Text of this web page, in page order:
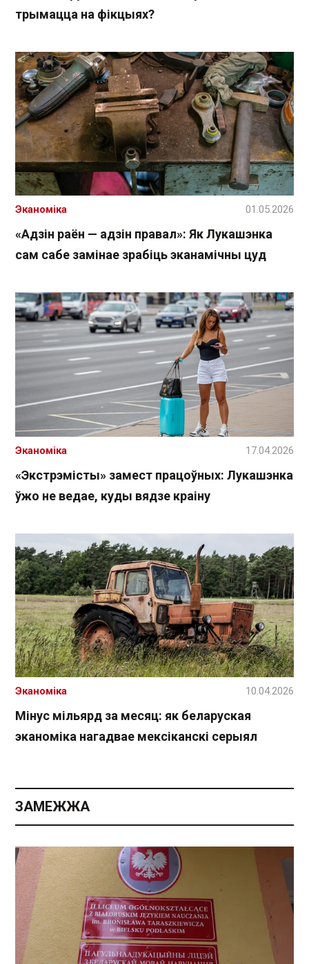
трымацца на фікцыях?
«Адзін раён — адзін правал»: Як Лукашэнка
сам сабе замінае зрабіць эканамічны цуд
Эканоміка 01.05.2026
«Экстрэмісты» замест працоўных: Лукашэнка
ўжо не ведае, куды вядзе краіну
Эканоміка 17.04.2026
Мінус мільярд за месяц: як беларуская
эканоміка нагадвае мексіканскі серыял
Эканоміка 10.04.2026
ЗАМЕЖЖА